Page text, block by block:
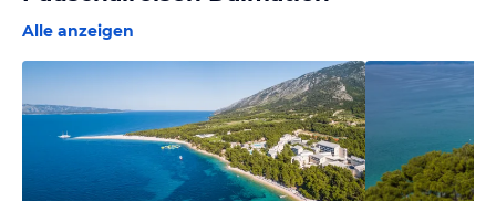
Alle anzeigen